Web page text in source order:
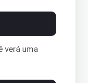
verá uma